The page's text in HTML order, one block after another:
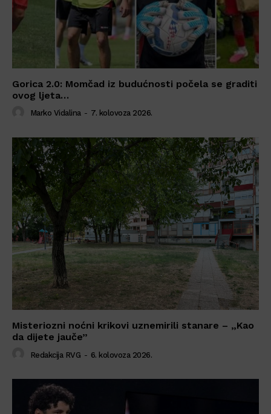
Gorica 2.0: Momčad iz budućnosti počela se graditi
ovog ljeta…
Marko Vidalina - 7. kolovoza 2026.
Misteriozni noćni krikovi uznemirili stanare – „Kao
da dijete jauče”
Redakcija RVG - 6. kolovoza 2026.